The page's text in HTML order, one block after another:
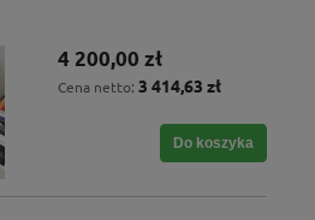
4 200,00 zł
Cena netto: 3 414,63 zł
Do koszyka